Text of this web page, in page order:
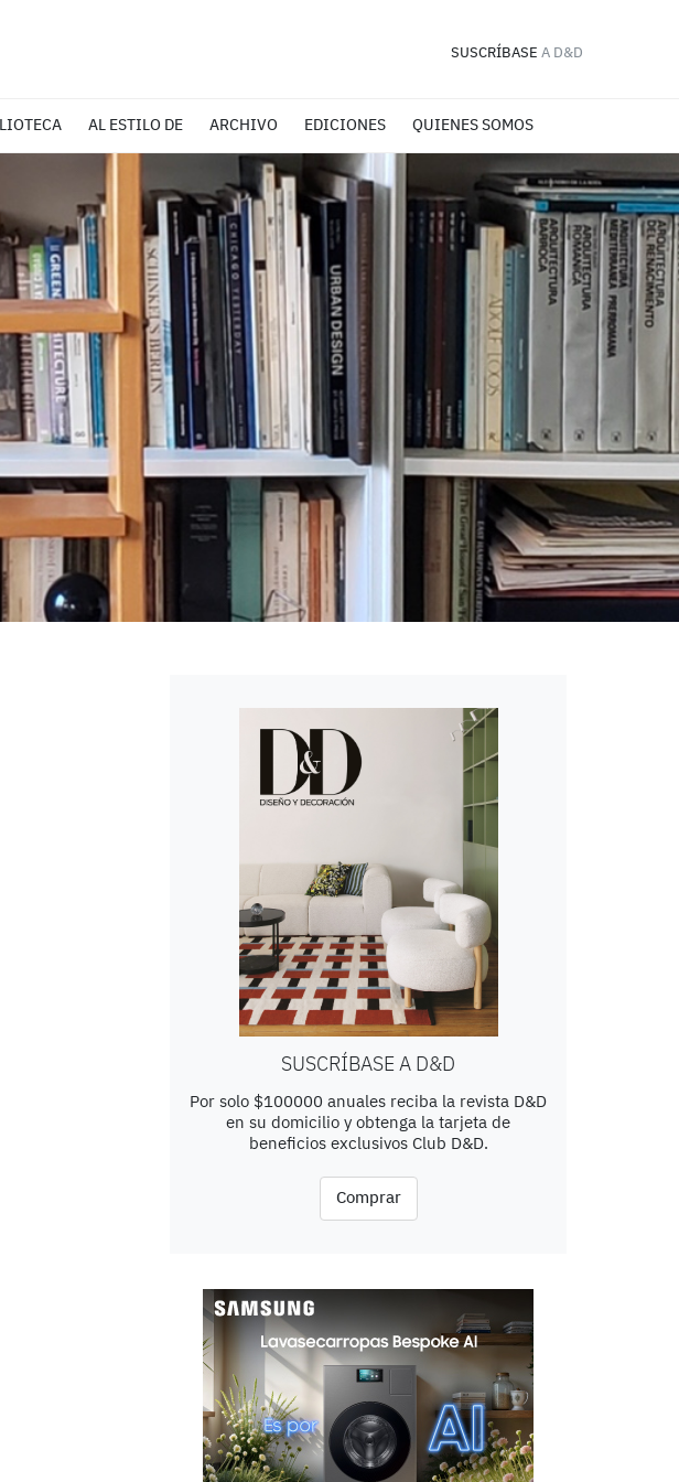
SUSCRÍBASE A D&D
AL ESTILO DE ARCHIVO EDICIONES QUIENES SOMOS
SUSCRÍBASE A D&D
Por solo $100000 anuales reciba la revista D&D
en su domicilio y obtenga la tarjeta de
beneficios exclusivos Club D&D.
Comprar